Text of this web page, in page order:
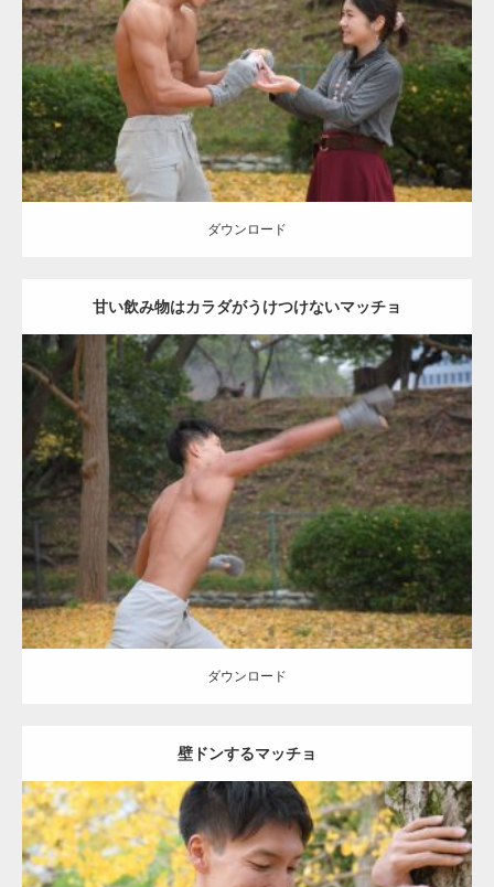
Category:公園のマッチョ その他 AKIHITO(細マッチョ) 上腕三頭筋
肩
ダウンロード
ダウンロード
甘い飲み物はカラダがうけつけないマッチョ
Update:2021.07.8
Category: 公園のマッチョ その他 AKIHITO(細マッチョ) 背中
ダウンロード
ダウンロード
壁ドンするマッチョ
Update: 2021.07.8